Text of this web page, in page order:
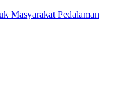
Masyarakat Pedalaman